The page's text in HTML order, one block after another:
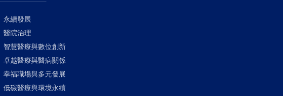
永續發展
醫院治理
智慧醫療與數位創新
卓越醫療與醫病關係
幸福職場與多元發展
低碳醫療與環境永續